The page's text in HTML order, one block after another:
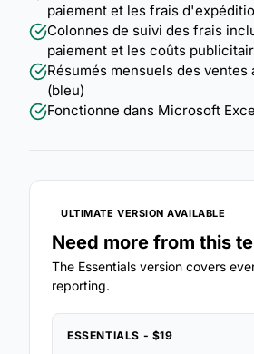
paiement et les frais
Colonnes de suivi des frais
paiement et les coûts
Résumés mensuels des
(bleu)
Fonctionne dans Microsoft
ULTIMATE VERSION AVAILABLE
Need more from this
The Essentials version covers
reporting.
ESSENTIALS - $19